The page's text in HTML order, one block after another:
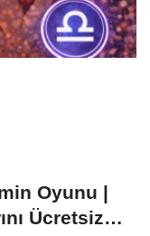
Oyunu |
Ücretsiz